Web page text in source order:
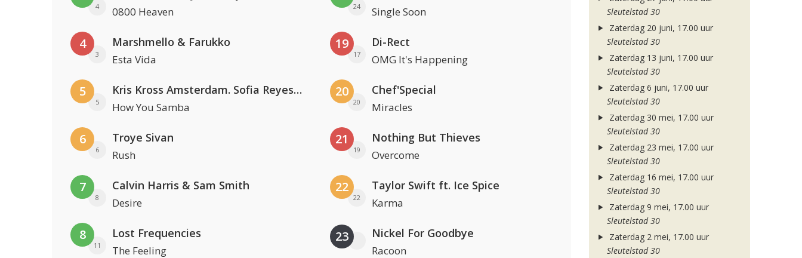
4 0800 Heaven
4
3
Marshmello & Farukko
Esta Vida
5
5
Kris Kross Amsterdam. Sofia Reyes & Tinie Tempah
How You Samba
6
6
Troye Sivan
Rush
7
8
Calvin Harris & Sam Smith
Desire
8
11
Lost Frequencies
The Feeling
24 Single Soon
19
17
Di-Rect
OMG It's Happening
20
20
Chef'Special
Miracles
21
19
Nothing But Thieves
Overcome
22
22
Taylor Swift ft. Ice Spice
Karma
23 Nickel For Goodbye
Racoon
Sleutelstad 30
Zaterdag 20 juni, 17.00 uur
Sleutelstad 30
Zaterdag 13 juni, 17.00 uur
Sleutelstad 30
Zaterdag 6 juni, 17.00 uur
Sleutelstad 30
Zaterdag 30 mei, 17.00 uur
Sleutelstad 30
Zaterdag 23 mei, 17.00 uur
Sleutelstad 30
Zaterdag 16 mei, 17.00 uur
Sleutelstad 30
Zaterdag 9 mei, 17.00 uur
Sleutelstad 30
Zaterdag 2 mei, 17.00 uur
Sleutelstad 30